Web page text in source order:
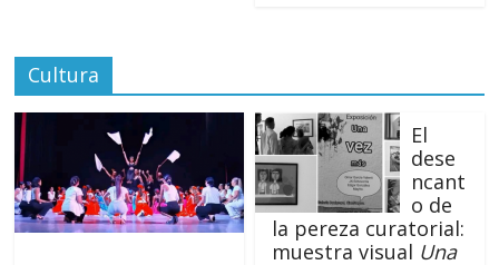
Cultura
El
dese
ncant
o de
la pereza curatorial:
muestra visual Una